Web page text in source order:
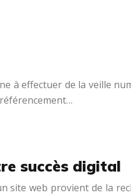
à effectuer de la veille
succès digital
web provient de la